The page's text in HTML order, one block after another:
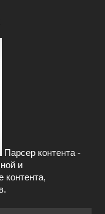
Парсер контента -
и
контента,